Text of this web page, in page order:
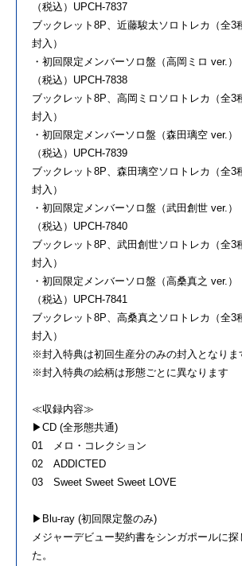
（税込）UPCH-7837
ブックレット8P、近藤駿太ソロトレカ（全3
封入）
・初回限定メンバーソロ盤（高岡ミロ ver.）
（税込）UPCH-7838
ブックレット8P、高岡ミロソロトレカ（全3
封入）
・初回限定メンバーソロ盤（森田璃空 ver.）
（税込）UPCH-7839
ブックレット8P、森田璃空ソロトレカ（全3
封入）
・初回限定メンバーソロ盤（武田創世 ver.）
（税込）UPCH-7840
ブックレット8P、武田創世ソロトレカ（全3
封入）
・初回限定メンバーソロ盤（高桑真之 ver.）
（税込）UPCH-7841
ブックレット8P、高桑真之ソロトレカ（全3
封入）
※封入特典は初回生産分のみの封入となりま
※封入特典の絵柄は形態ごとに異なります
≪収録内容≫
▶CD (全形態共通)
01 メロ・コレクション
02 ADDICTED
03 Sweet Sweet Sweet LOVE
▶Blu-ray (初回限定盤のみ)
メジャーデビュー契約書をシンガポールに探
た。